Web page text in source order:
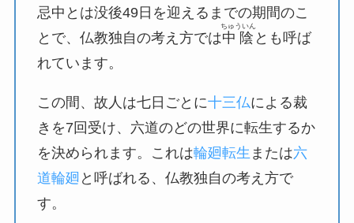
忌中とは没後49日を迎えるまでの期間のこ
とで、仏教独自の考え方では中陰
ちゅういん
とも呼ば
れています。
この間、故人は七日ごとに十三仏による裁
きを7回受け、六道のどの世界に転生するか
を決められます。これは輪廻転生 または六
道輪廻 と呼ばれる、仏教独自の考え方で
す。